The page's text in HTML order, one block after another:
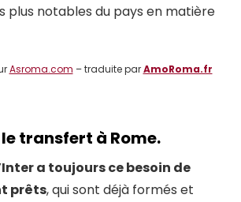
plus notables du pays en matière
Asroma.com – traduite parAmoRoma.fr
transfert à Rome.
a toujours ce besoin de
prêts, qui sont déjà formés et